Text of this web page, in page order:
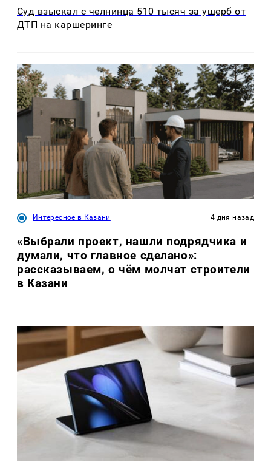
Суд взыскал с челнинца 510 тысяч за ущерб от
ДТП на каршеринге
Интересное в Казани 4 дня назад
«Выбрали проект, нашли подрядчика и
думали, что главное сделано»:
рассказываем, о чём молчат строители
в Казани